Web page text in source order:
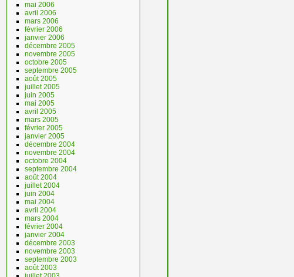
mai 2006
avril 2006
mars 2006
février 2006
janvier 2006
décembre 2005
novembre 2005
octobre 2005
septembre 2005
août 2005
juillet 2005
juin 2005
mai 2005
avril 2005
mars 2005
février 2005
janvier 2005
décembre 2004
novembre 2004
octobre 2004
septembre 2004
août 2004
juillet 2004
juin 2004
mai 2004
avril 2004
mars 2004
février 2004
janvier 2004
décembre 2003
novembre 2003
septembre 2003
août 2003